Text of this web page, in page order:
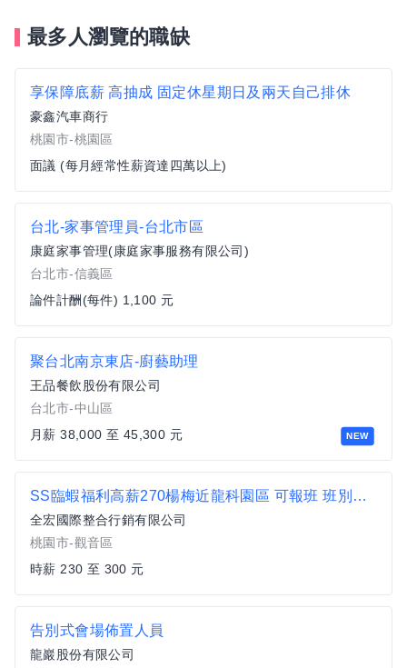
最多人瀏覽的職缺
享保障底薪 高抽成 固定休星期日及兩天自己排休
豪鑫汽車商行
桃園市-桃園區
面議 (每月經常性薪資達四萬以上)
台北-家事管理員-台北市區
康庭家事管理(康庭家事服務有限公司)
台北市-信義區
論件計酬(每件) 1,100 元
NEW
聚台北南京東店-廚藝助理
王品餐飲股份有限公司
台北市-中山區
月薪 38,000 至 45,300 元
SS臨蝦福利高薪270楊梅近龍科園區 可報班 班別自選 埔心 楊梅 梅獅路
全宏國際整合行銷有限公司
桃園市-觀音區
時薪 230 至 300 元
告別式會場佈置人員
龍巖股份有限公司